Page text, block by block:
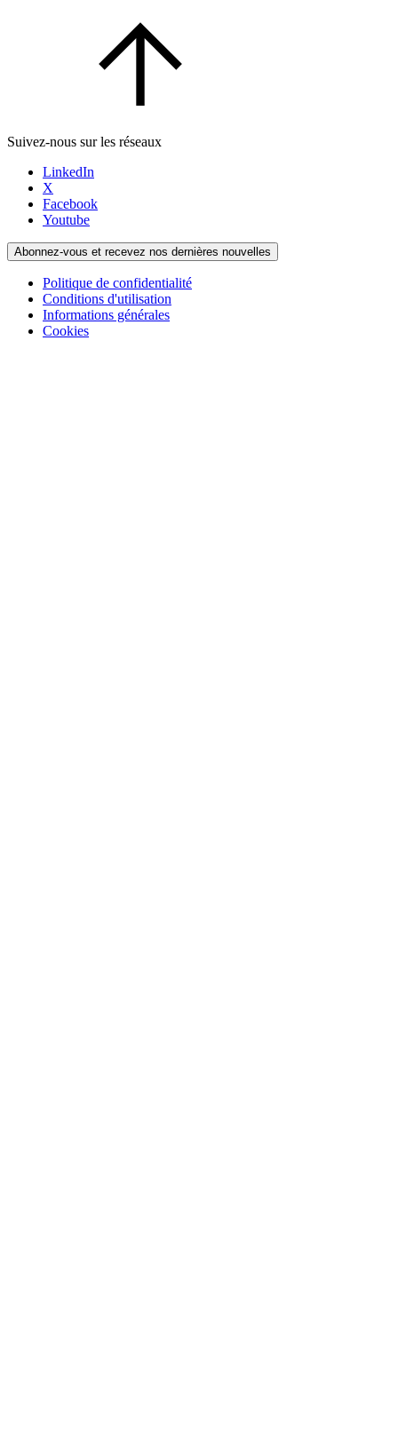
Suivez-nous sur les réseaux
LinkedIn
X
Facebook
Youtube
Abonnez-vous et recevez nos dernières nouvelles
Politique de confidentialité
Conditions d'utilisation
Informations générales
Cookies